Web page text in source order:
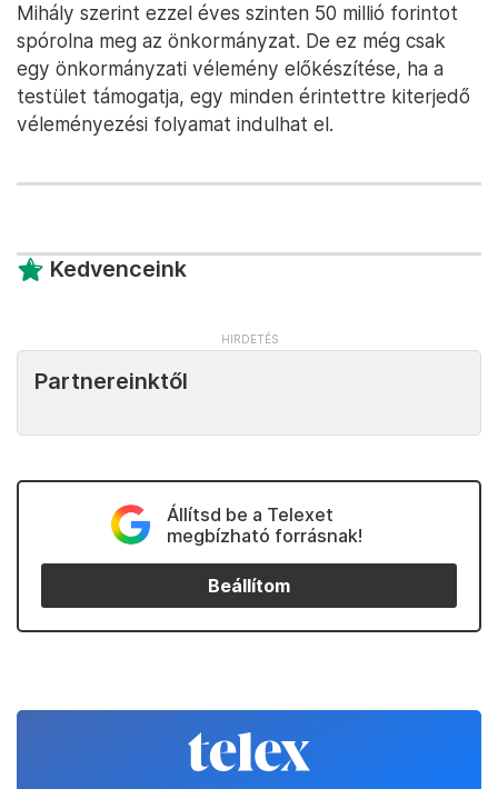
Mihály szerint ezzel éves szinten 50 millió forintot
spórolna meg az önkormányzat. De ez még csak
egy önkormányzati vélemény előkészítése, ha a
testület támogatja, egy minden érintettre kiterjedő
véleményezési folyamat indulhat el.
Kedvenceink
Partnereinktől
Állítsd be a Telexet
megbízható forrásnak!
Beállítom